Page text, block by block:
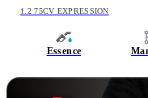
1.2 75CV EXPRESSION
Essence